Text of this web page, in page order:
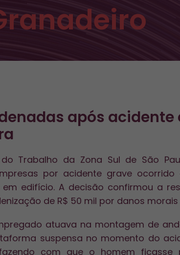
após acidente
Trabalho da Zona Sul de São
por acidente grave ocorrido
edifício. A decisão confirmou a
de R$ 50 mil por danos
atuava na montagem de
suspensa no momento do
com que o homem ficasse